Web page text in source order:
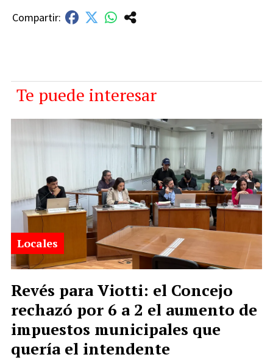
Te puede interesar
Revés para Viotti: el Concejo
rechazó por 6 a 2 el aumento de
impuestos municipales que
quería el intendente
Locales